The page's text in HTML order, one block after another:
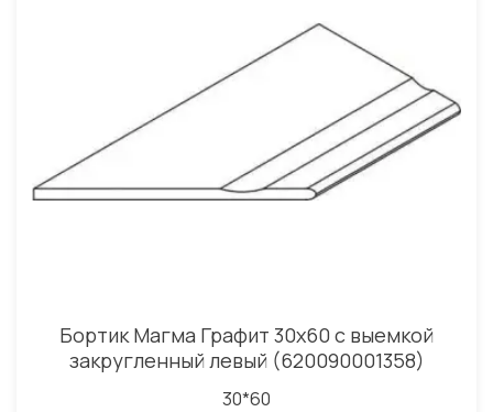
Бортик Магма Графит 30x60 с выемкой
закругленный левый (620090001358)
30*60